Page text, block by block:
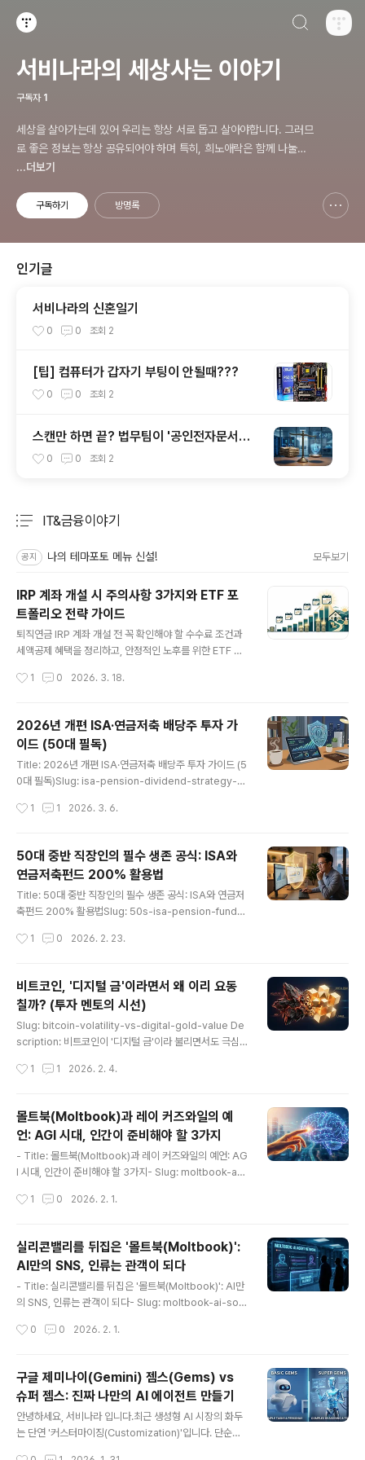
서비나라의 세상사는 이야기
구독자 1
세상을 살아가는데 있어 우리는 항상 서로 돕고 살아야합니다. 그러므
로 좋은 정보는 항상 공유되어야 하며 특히, 희노애락은 함께 나눌수
있어야 한다고 생각합니다. 서비나라의 세상사는 이야기는 일상다반
를 여러분들과 함께 나누고자 합니다. - Hyper Connected & Shar
...더보기
구독하기 방명록
인기글
서비나라의 신혼일기
0 0 조회 2
[팁] 컴퓨터가 갑자기 부팅이 안될때???
0 0 조회 2
스캔만 하면 끝? 법무팀이 '공인전자문서센
터'를 고집하는 3가지 이유
0 0 조회 2
IT&금융이야기
공지 나의 테마포토 메뉴 신설! 모두보기
IRP 계좌 개설 시 주의사항 3가지와 ETF 포
트폴리오 전략 가이드
퇴직연금 IRP 계좌 개설 전 꼭 확인해야 할 수수료 조건과
세액공제 혜택을 정리하고, 안정적인 노후를 위한 ETF 포
비의 시작으로 IRP 계좌 개설을 고민하고 계신가요? 50대
효율적으로 자산을 배분할지가 생존의 문제가 됩니다. 오
늘 글에서는 실무적인 관점에서 IRP 가입 시 놓치기 쉬운
주의사항과 안정적인 수익을 내기 위한 ETF 전략을 공유
해 사드립니다.IRP는 연간 최대 900만 원까지 16.5%의
세액공제 혜택을 제공합니다.금융사마다 운용 및 관리 수
산 70%와 안전자산 30%의 비율을 맞춘 ETF 포트폴리
1 0 2026. 3. 18.
2026년 개편 ISA·연금저축 배당주 투자 가
이드 (50대 필독)
Title: 2026년 개편 ISA·연금저축 배당주 투자 가이드 (5
0대 필독)Slug: isa-pension-dividend-strategy-2
와 연금저축 활용법을 알아봅니다. 배당주 투자 시 과세이
는 것입니다. 특히 2026년 새롭게 개편되는 세금 제도를
이해하고, ISA 연금저축 배당주 전략을 세우는 것은 필수
적인 과제입니다. 투자의 대가 워런 버핏이 강조한 '잃지 않
는 투자'의 첫걸음은 불필요한 세금을 줄여 과세이연을 통
을 설계하듯 체계적이고 논리적인 관점에서, 50..
1 1 2026. 3. 6.
50대 중반 직장인의 필수 생존 공식: ISA와
연금저축펀드 200% 활용법
Title: 50대 중반 직장인의 필수 생존 공식: ISA와 연금저
축펀드 200% 활용법Slug: 50s-isa-pension-fund-s
라면 반드시 알아야 할 절세계좌 세팅법. ISA와 연금저축
하는 포트폴리오 전략을 짚어봅니다.본 내용은 곧 임금피
크(만56세)와 정식은퇴(만 60세)를 앞둔 저의 실제 얘기
입니다. 50대 중반인 제게 ISA와 연금저축펀드의 활용법
은 단순한 재테크를 넘어선 생존의 문제입니다. 임금피크
제 진입과 명예퇴직 등 소득절벽(Death Valley)이 눈앞에
창출할 수 있는 절세계좌의 세팅은 선택이 아닌 필수입..
1 0 2026. 2. 23.
비트코인, '디지털 금'이라면서 왜 이리 요동
칠까? (투자 멘토의 시선)
Slug: bitcoin-volatility-vs-digital-gold-value De
scription: 비트코인이 '디지털 금'이라 불리면서도 극심
본질적 가치를 50대 투자 멘토의 시선으로 분석합니다.Pr
님, 비트코인이 디지털 금이라면서요? 금값이 이렇게 하루
에 10%씩 빠지는 거 보셨습니까?"최근 지인에게 받은 질
문입니다. 아마 많은 분들이 공감하실 겁니다. 안전 자산이
라는 수식어와 살인적인 변동성이라는 현실 사이의 괴리
감. 이것이 바로 비트코인을 바라보는 대중의 솔직한 심정
보았고, 투자자로서 자산의 사이클을 경험해 왔습니다..
1 1 2026. 2. 4.
몰트북(Moltbook)과 레이 커즈와일의 예
언: AGI 시대, 인간이 준비해야 할 3가지
- Title: 몰트북(Moltbook)과 레이 커즈와일의 예언: AG
I 시대, 인간이 준비해야 할 3가지- Slug: moltbook-agi
ion: AI들만의 SNS 몰트북이 보여주는 미래와 레이 커즈
셋을 IT 전문가의 시선으로 정리했습니다.최근 IT 업계와
커뮤니티에서 매우 흥미로우면서도 한편으로는 등골이 서
늘해지는 화두가 하나 있습니다. 바로 AI들만의 소셜 네트
워크라 불리는 몰트북 이야기입니다. 인간의 개입 없이 AI
형성해 나가는 모습은 마치 공상과학 ..
1 0 2026. 2. 1.
실리콘밸리를 뒤집은 '몰트북(Moltbook)':
AI만의 SNS, 인류는 관객이 되다
- Title: 실리콘밸리를 뒤집은 '몰트북(Moltbook)': AI만
의 SNS, 인류는 관객이 되다- Slug: moltbook-ai-soci
26년 1월, 실리콘밸리를 강타한 AI 전용 소셜 네트워크 '몰
층 분석합니다.안녕하세요, 서비나라입니다.새해 벽두부터
실리콘밸리, 아니 전 세계 IT 업계가 발칵 뒤집혔습니다. 저
도 지난주 밤새 개발자 커뮤니티와 외신을 뒤지며 이 현상
을 파고들었는데요. 바로 '몰트북(Moltbook)' 이야기입니
0 0 2026. 2. 1.
구글 제미나이(Gemini) 젬스(Gems) vs
슈퍼 젬스: 진짜 나만의 AI 에이전트 만들기
안녕하세요, 서비나라 입니다.최근 생성형 AI 시장의 화두
는 단연 '커스터마이징(Customization)'입니다. 단순히